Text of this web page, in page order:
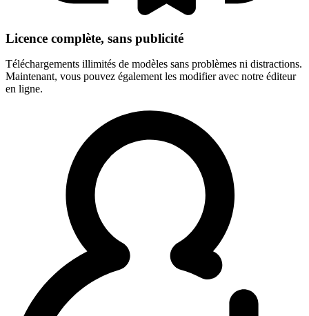
Licence complète, sans publicité
Téléchargements illimités de modèles sans problèmes ni distractions.
Maintenant, vous pouvez également les modifier avec notre éditeur
en ligne.